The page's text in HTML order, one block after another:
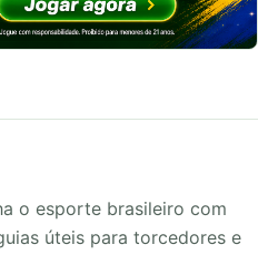
o esporte brasileiro com
úteis para torcedores e